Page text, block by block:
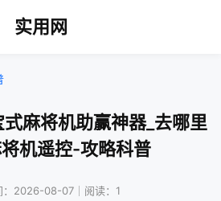
实用网
麻将机助赢神器_去哪里
机遥控-攻略科普
：2026-08-07｜阅读：1